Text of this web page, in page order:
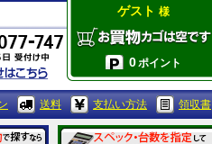
ゲスト 様
0ポイント
送料 支払い方法 領収書